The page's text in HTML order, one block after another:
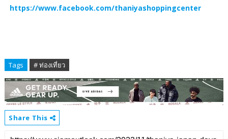
https://www.facebook.com/thaniyashoppingcenter
Tags # ท่องเที่ยว
Share This